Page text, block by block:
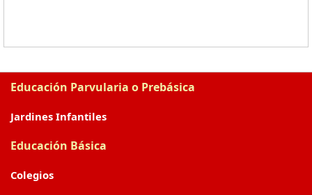
Educación Parvularia o Prebásica
Jardines Infantiles
Educación Básica
Colegios